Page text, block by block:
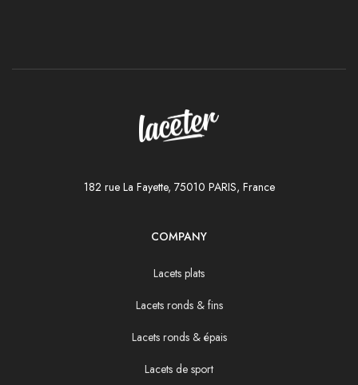
182 rue La Fayette, 75010 PARIS, France
COMPANY
Lacets plats
Lacets ronds & fins
Lacets ronds & épais
Lacets de sport